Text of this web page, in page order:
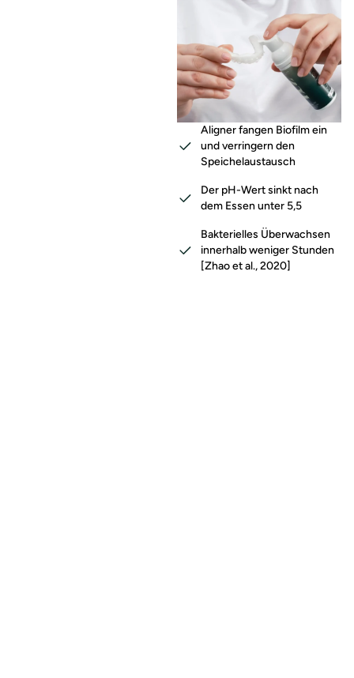
Aligner fangen Biofilm ein
und verringern den
Speichelaustausch
Der pH-Wert sinkt nach
dem Essen unter 5,5
Bakterielles Überwachsen
innerhalb weniger Stunden
[Zhao et al., 2020]